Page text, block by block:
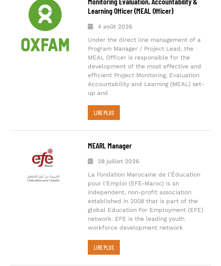
Learning Officer (MEAL Officer)
4 août 2026
Under the direct line management of a
Program Manager / Project Lead, the
MEAL Officer is responsible for the
development of the most effective and
efficient Project Monitoring, Evaluation
Accountability and Learning (MEAL) set-
up and
LIRE PLUS
MEARL Manager
28 juillet 2026
La Fondation Marocaine de l’Éducation
pour l’Emploi (EFE-Maroc) is an
independent, non-profit association
established in 2008 that is part of the
global Education For Employment (EFE)
network. EFE is the leading youth
workforce development network
LIRE PLUS